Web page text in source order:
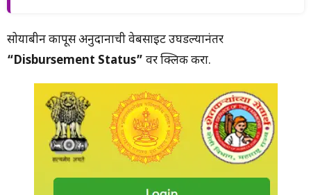
सोयाबीन कापूस अनुदानाची वेबसाइट उघडल्यानंतर
“Disbursement Status” वर क्लिक करा.